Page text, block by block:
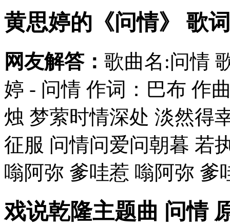
黄思婷的《问情》 歌词
网友解答： 歌曲名:问情
婷 - 问情 作词：巴布 作
烛 梦萦时情深处 淡然得
征服 问情问爱问朝暮 若
嗡阿弥 爹哇惹 嗡阿弥 爹
戏说乾隆主题曲 问情